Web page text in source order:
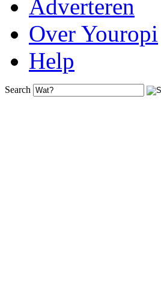
Adverteren
Over Youropi
Help
Search